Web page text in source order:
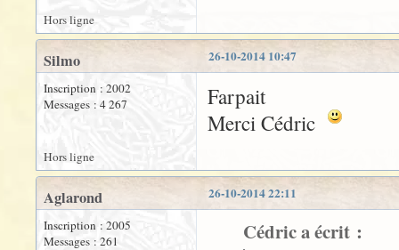
Hors ligne
26-10-2014 10:47
Silmo
Inscription : 2002
Messages : 4 267
Farpait
Merci Cédric
Hors ligne
26-10-2014 22:11
Aglarond
Inscription : 2005
Messages : 261
Cédric a écrit :